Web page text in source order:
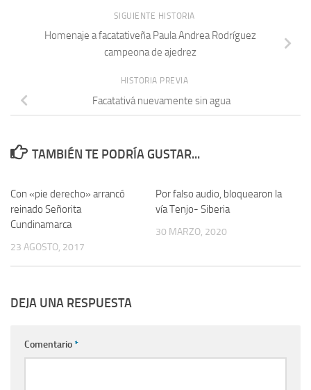
SIGUIENTE HISTORIA
Homenaje a facatativeña Paula Andrea Rodríguez
campeona de ajedrez
HISTORIA PREVIA
Facatativá nuevamente sin agua
TAMBIÉN TE PODRÍA GUSTAR...
Con «pie derecho» arrancó
reinado Señorita
Cundinamarca
23 AGOSTO, 2017
Por falso audio, bloquearon la
vía Tenjo- Siberia
30 MARZO, 2020
DEJA UNA RESPUESTA
Comentario*